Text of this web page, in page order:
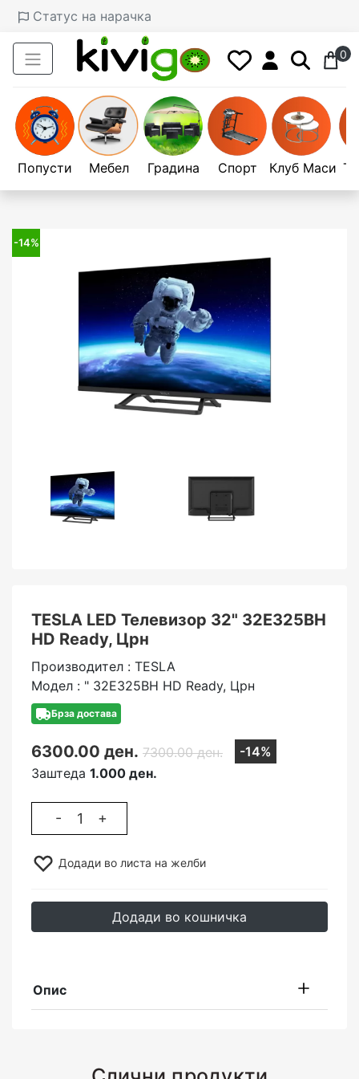
Статус на нарачка
0
Попусти Мебел Градина Спорт Клуб Маси
-14%
TESLA LED Телевизор 32" 32E325BH
HD Ready, Црн
Производител : TESLA
Модел : " 32E325BH HD Ready, Црн
Брза достава
6300.00 ден. 7300.00 ден.
-14%
Заштеда 1.000 ден.
- +
Додади во листа на желби
Додади во кошничка
Опис